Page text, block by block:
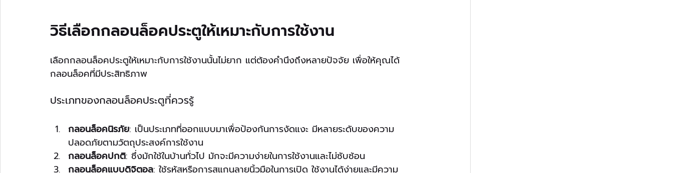
วิธีเลือกกลอนล็อคประตูให้เหมาะกับการใช้งาน
เลือกกลอนล็อคประตูให้เหมาะกับการใช้งานนั้นไม่ยาก แต่ต้องคำนึงถึงหลายปัจจัย เพื่อให้คุณได้
กลอนล็อคที่มีประสิทธิภาพ
ประเภทของกลอนล็อคประตูที่ควรรู้
กลอนล็อคนิรภัย: เป็นประเภทที่ออกแบบมาเพื่อป้องกันการงัดแงะ มีหลายระดับของความ
ปลอดภัยตามวัตถุประสงค์การใช้งาน
กลอนล็อคปกติ: ซึ่งมักใช้ในบ้านทั่วไป มักจะมีความง่ายในการใช้งานและไม่ซับซ้อน
กลอนล็อคแบบดิจิตอล: ใช้รหัสหรือการสแกนลายนิ้วมือในการเปิด ใช้งานได้ง่ายและมีความ